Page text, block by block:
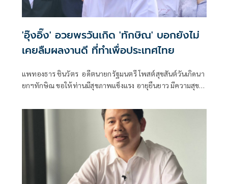
'อุ๊งอิ๊ง' อวยพรวันเกิด 'ทักษิณ' บอกยังไม่
เคยลืมผลงานดี ที่ทำเพื่อประเทศไทย
แพทองธาร ชินวัตร อดีตนายกรัฐมนตรี โพสต์สุขสันต์วันเกิดนา
ยกฯทักษิณ ขอให้ท่านมีสุขภาพแข็งแรง อายุยืนยาว มีความสุข